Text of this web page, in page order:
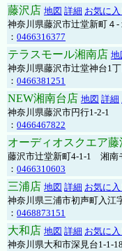
藤沢店 地図 詳細 お気に
神奈川県藤沢市辻堂新町４-
： 0466316377
テラスモール湘南店 地
神奈川県藤沢市辻堂神台1
： 0466381251
NEW湘南台店 地図 詳細
神奈川県藤沢市円行1-2-1
： 0466467822
オーディオスクエア藤
藤沢市辻堂新町4-1-1 湘南
： 0466310603
三浦店 地図 詳細 お気に
神奈川県三浦市初声町入江
： 0468873151
大和店 地図 詳細 お気に
神奈川県大和市深見台1-1-18